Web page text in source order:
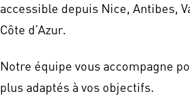
accessible depuis Nice, Antibes,
Côte d’Azur.
Notre équipe vous accompagne
plus adaptés à vos objectifs.